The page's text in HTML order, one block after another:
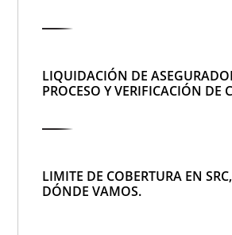
LIQUIDACIÓN DE
PROCESO Y VERIFICACIÓN DE
LIMITE DE COBERTURA EN
DÓNDE VAMOS.